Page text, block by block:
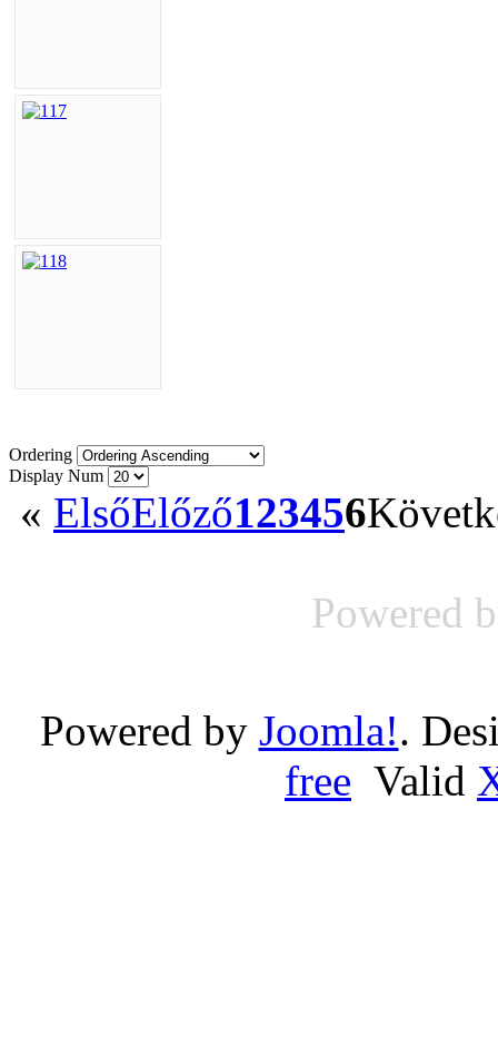
Ordering
Display Num
« ElsőElőző123456
Powered
Powered by Joomla!.
free Valid